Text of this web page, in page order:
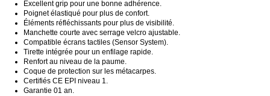
Excellent grip pour une bonne adhérence.
Poignet élastiqué pour plus de confort.
Éléments réfléchissants pour plus de visibilité.
Manchette courte avec serrage velcro ajustable.
Compatible écrans tactiles (Sensor System).
Tirette intégrée pour un enfilage rapide.
Renfort au niveau de la paume.
Coque de protection sur les métacarpes.
Certifiés CE EPI niveau 1.
Garantie 01 an.